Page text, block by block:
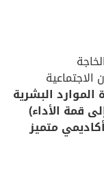
البشرية
قمة الأداء)
متميز